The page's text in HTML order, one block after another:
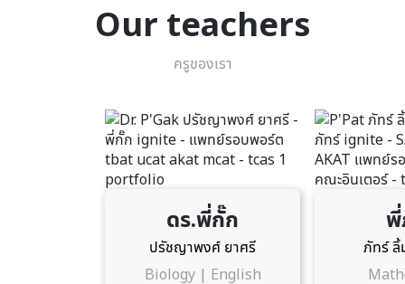
Our teachers
ครูของเรา
ดร.พี่กั๊ก
ปรัชญาพงศ์ ยาศรี
Biology | English
พี่
ภัทร์